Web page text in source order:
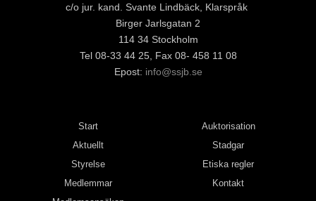
c/o jur. kand. Svante Lindbäck, Klarspråk
Birger Jarlsgatan 2
114 34 Stockholm
Tel 08-33 44 25, Fax 08- 458 11 08
Epost: info@ssjb.se
Start
Aktuellt
Styrelse
Medlemmar
Auktorisation
Stadgar
Etiska regler
Kontakt